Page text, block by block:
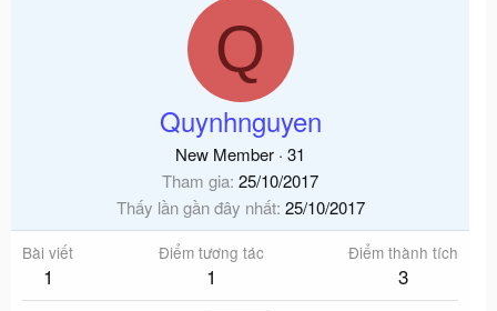
Q
Quynhnguyen
New Member · 31
Tham gia 25/10/2017
Thấy lần gần đây nhất 25/10/2017
Bài viết
1
Điểm tương tác
1
Điểm thành tích
3